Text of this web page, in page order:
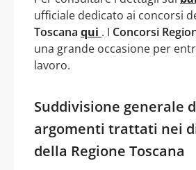
ufficiale dedicato ai concorsi
Toscana qui . I Concorsi
una grande occasione per
lavoro.
Suddivisione generale
argomenti trattati nei
della Regione Toscana